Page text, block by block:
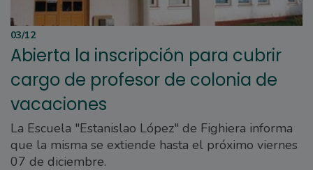
03/12
Abierta la inscripción para cubrir
cargo de profesor de colonia de
vacaciones
La Escuela "Estanislao López" de Fighiera informa
que la misma se extiende hasta el próximo viernes
07 de diciembre.